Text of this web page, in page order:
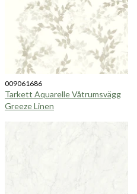
009061686
Tarkett Aquarelle Våtrumsvägg
Greeze Linen